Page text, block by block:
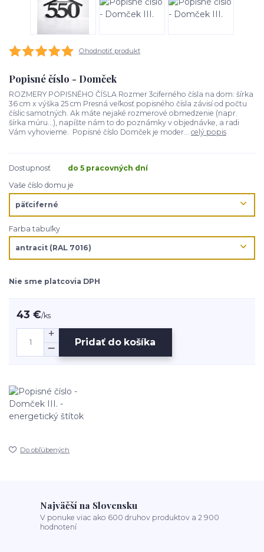
Ohodnotiť produkt
Popisné číslo - Domček
ROZMERY POPISNÉHO ČÍSLA Rozmer 3ciferného čísla na dom: šírka
36 cm x výška 25 cm Presná veľkosť popisného čísla závisí od počtu
číslic samotných. Ak máte nejaké rozmerové obmedzenie (napr.
šírka múru...), napíšte nám to do poznámky v objednávke, a radi
Vám vyhovieme. Popisné číslo Domček je moder... celý popis
Dostupnosť
do 5 pracovných dní
Vaše číslo domu je
Farba tabuľky
Nie sme platcovia DPH
43 €/ks
Pridať do košíka
Do obľúbených
Najväčší na Slovensku
V ponuke viac ako 600 druhov produktov a 2 900
hodnotení